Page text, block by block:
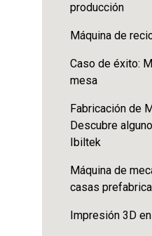
producción
Máquina de
Caso de éxito:
mesa
Fabricación de
Descubre
Ibiltek
Máquina de
casas
Impresión 3D